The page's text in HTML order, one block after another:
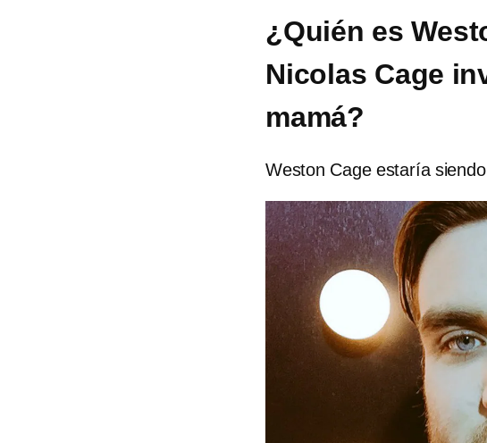
¿Quién es
Nicolas Cage
mamá?
Weston Cage estaría